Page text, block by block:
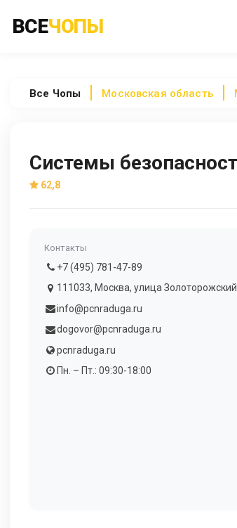
ВСЕЧОПЫ
Все Чопы Московская область
Системы
62,8
Контакты
+7 (495) 781-47-89
111033, Москва, улица
info@pcnraduga.ru
dogovor@pcnraduga.ru
pcnraduga.ru
Пн. – Пт.: 09:30-18:00